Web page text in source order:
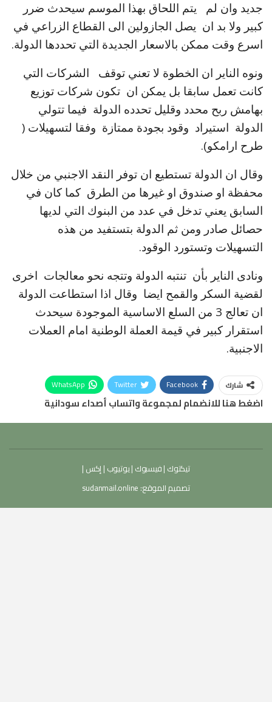
جديد وان لم يتم اللحاق بهذا الموسم سيحدث ضرر
كبير ولا بد ان يصل الجازولين الى القطاع الزراعي في
اسرع وقت ممكن بالاسعار الجديدة التي تحددها الدولة.
ونوه الناير ان الخطوة لا تعني توقف الشركات التي
كانت تعمل سابقا بل يمكن ان تكون شركات توزيع
بهامش ربح محدد وقليل تحدده الدولة فيما تتولي
الدولة استيراد وقود بجودة ممتازة وفقا لتسهيلات (
طرح ارامكو).
وقال ان الدولة تستطيع ان توفر النقد الاجنبي من خلال
محفظة او صندوق او غيرها من الطرق كما كان في
السابق يعني تدخل في عدد من البنوك التي لديها
حصائل صادر ومن ثم الدولة بتستفيد من هذه
التسهيلات وتستورد الوقود.
ونادى الناير بأن تنتبه الدولة وتتجه نحو معالجات اخرى
لقضية السكر والقمح ايضا وقال اذا استطاعت الدولة
ان تعالج 3 من السلع الاساسية الموجودة سيحدث
استقرار كبير في قيمة العملة الوطنية امام العملات
الاجنبية.
شارك Facebook
Twitter
WhatsApp
اضغط هنا للانضمام لمجموعة واتساب أصداء سودانية
تيكتوك |فيسبوك |يوتيوب |إكس |
تصميم الموقع: sudanmail.online